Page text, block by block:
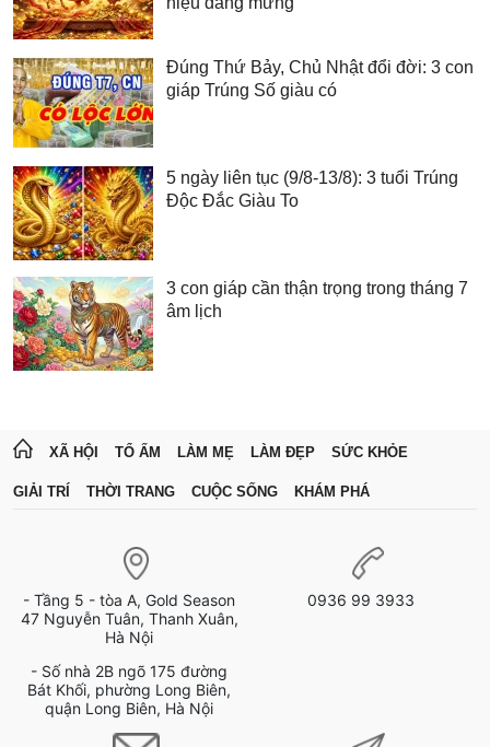
Đúng Thứ Bảy, Chủ Nhật đổi đời: 3 con
giáp Trúng Số giàu có
5 ngày liên tục (9/8-13/8): 3 tuổi Trúng
Độc Đắc Giàu To
3 con giáp cần thận trọng trong tháng 7
âm lịch
XÃ HỘI TỔ ẤM LÀM MẸ LÀM ĐẸP SỨC KHỎE
GIẢI TRÍ THỜI TRANG CUỘC SỐNG KHÁM PHÁ
- Tầng 5 - tòa A, Gold Season
47 Nguyễn Tuân, Thanh Xuân,
Hà Nội
- Số nhà 2B ngõ 175 đường
Bát Khối, phường Long Biên,
quận Long Biên, Hà Nội
0936 99 3933